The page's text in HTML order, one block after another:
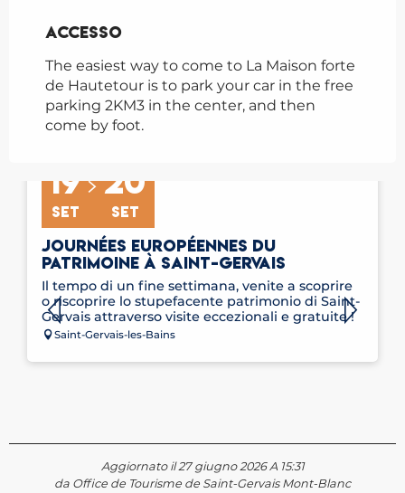
Accesso
Accesso
The easiest way to come to La Maison forte
de Hautetour is to park your car in the free
parking 2KM3 in the center, and then
come by foot.
19
SET
20
SET
JOURNÉES EUROPÉENNES DU
PATRIMOINE À SAINT-GERVAIS
Il tempo di un fine settimana, venite a scoprire
o riscoprire lo stupefacente patrimonio di Saint-
Gervais attraverso visite eccezionali e gratuite !
Saint-Gervais-les-Bains
Aggiornato il 27 giugno 2026 A 15:31
da Office de Tourisme de Saint-Gervais Mont-Blanc